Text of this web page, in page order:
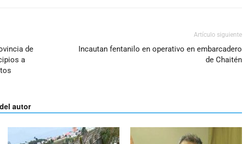
de
a
Artículo siguiente
Incautan fentanilo en operativo en embarcadero
de Chaitén
autor